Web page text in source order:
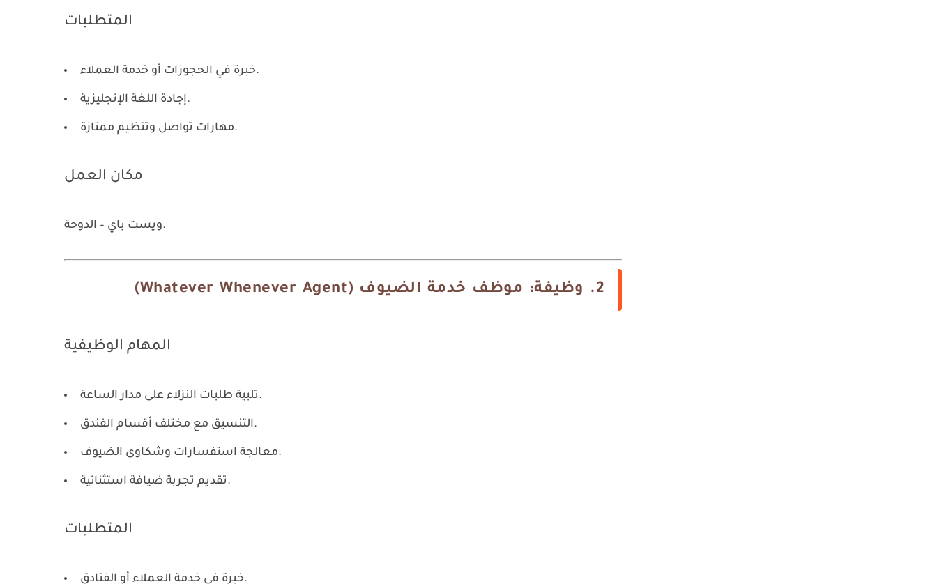
المتطلبات
خبرة في الحجوزات أو خدمة العملاء.
إجادة اللغة الإنجليزية.
مهارات تواصل وتنظيم ممتازة.
مكان العمل
ويست باي – الدوحة.
2. وظيفة: موظف خدمة الضيوف (Whatever Whenever Agent)
المهام الوظيفية
تلبية طلبات النزلاء على مدار الساعة.
التنسيق مع مختلف أقسام الفندق.
معالجة استفسارات وشكاوى الضيوف.
تقديم تجربة ضيافة استثنائية.
المتطلبات
خبرة في خدمة العملاء أو الفنادق.